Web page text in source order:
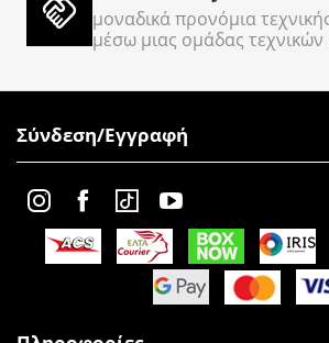
μοναδικά προνόμια
μέσω μιας ομάδας
Σύνδεση/Εγγραφή